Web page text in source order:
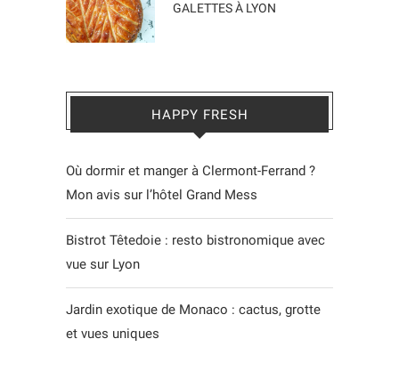
GALETTES À LYON
HAPPY FRESH
Où dormir et manger à Clermont-Ferrand ?
Mon avis sur l’hôtel Grand Mess
Bistrot Têtedoie : resto bistronomique avec
vue sur Lyon
Jardin exotique de Monaco : cactus, grotte
et vues uniques